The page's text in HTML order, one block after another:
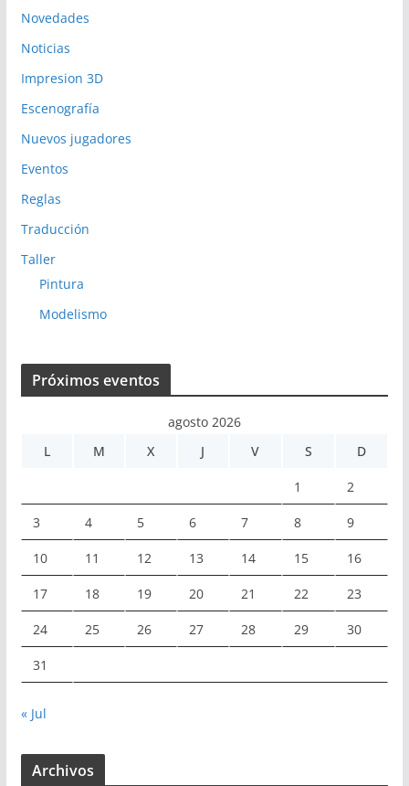
Novedades
Noticias
Impresion 3D
Escenografía
Nuevos jugadores
Eventos
Reglas
Traducción
Taller
Pintura
Modelismo
Próximos eventos
agosto 2026
L
M X J V S D
1 2
3 4 5 6 7 8 9
10 11 12 13 14 15 16
17 18 19 20 21 22 23
24 25 26 27 28 29 30
31
« Jul
Archivos